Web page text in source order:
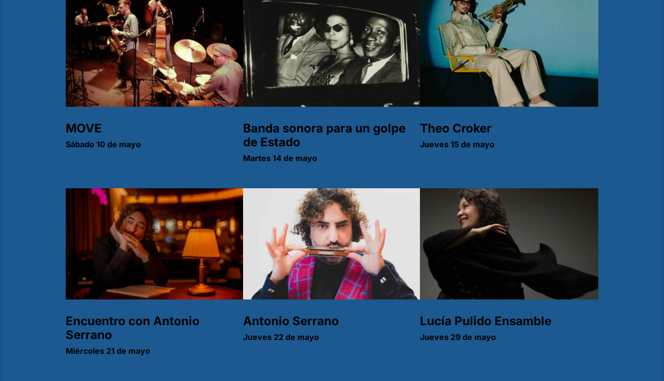
MOVE
Sábado 10 de mayo
Encuentro con Antonio
Serrano
Miércoles 21 de mayo
Banda sonora para un golpe
de Estado
Martes 14 de mayo
Antonio Serrano
Jueves 22 de mayo
Theo Croker
Jueves 15 de mayo
Lucía Pulido Ensamble
Jueves 29 de mayo